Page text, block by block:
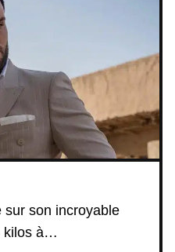
sur son incroyable
kilos à…